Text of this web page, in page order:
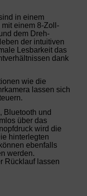
in einem
einem 8-Zoll-
dem Dreh-
der intuitiven
Lesbarkeit das
dank
wie die
lassen sich
Bluetooth und
über das
wird die
hinterlegten
ebenfalls
werden.
Rücklauf lassen